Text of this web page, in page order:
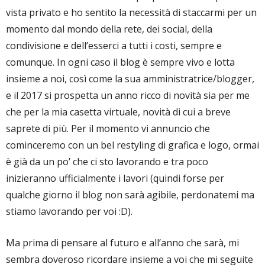
vista privato e ho sentito la necessità di staccarmi per un
momento dal mondo della rete, dei social, della
condivisione e dell’esserci a tutti i costi, sempre e
comunque. In ogni caso il blog è sempre vivo e lotta
insieme a noi, così come la sua amministratrice/blogger,
e il 2017 si prospetta un anno ricco di novità sia per me
che per la mia casetta virtuale, novità di cui a breve
saprete di più. Per il momento vi annuncio che
cominceremo con un bel restyling di grafica e logo, ormai
è già da un po’ che ci sto lavorando e tra poco
inizieranno ufficialmente i lavori (quindi forse per
qualche giorno il blog non sarà agibile, perdonatemi ma
stiamo lavorando per voi :D).
Ma prima di pensare al futuro e all’anno che sarà, mi
sembra doveroso ricordare insieme a voi che mi seguite